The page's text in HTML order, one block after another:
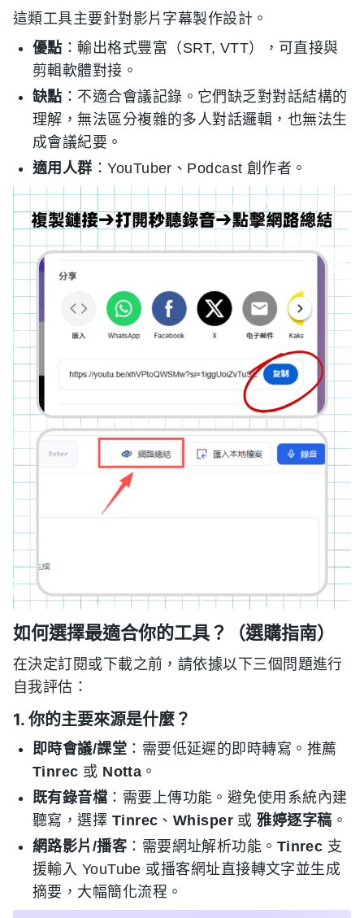
這類工具主要針對影片字幕製作設計。
優點 ：輸出格式豐富（SRT, VTT），可直接與
剪輯軟體對接。
缺點 ：不適合會議記錄。它們缺乏對對話結構的
理解，無法區分複雜的多人對話邏輯，也無法生
成會議紀要。
適用人群 ：YouTuber、Podcast 創作者。
如何選擇最適合你的工具？（選購指南）
在決定訂閱或下載之前，請依據以下三個問題進行
自我評估：
1. 你的主要來源是什麼？
即時會議/課堂 ：需要低延遲的即時轉寫。推薦
Tinrec 或 Notta 。
既有錄音檔 ：需要上傳功能。避免使用系統內建
聽寫，選擇 Tinrec 、 Whisper 或雅婷逐字稿 。
網路影片/播客：需要網址解析功能。 Tinrec 支
援輸入 YouTube 或播客網址直接轉文字並生成
摘要，大幅簡化流程。